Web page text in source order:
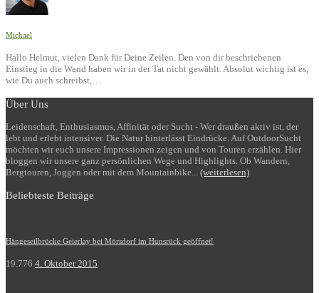
Michael
Hallo Helmut, vielen Dank für Deine Zeilen. Den von dir beschriebenen
Einstieg in die Wand haben wir in der Tat nicht gewählt. Absolut wichtig ist es,
wie Du auch schreibst,…
Über Uns
Leidenschaft, Enthusiasmus, Affinität oder Sucht - Wer draußen aktiv ist, der
lebt und erlebt intensiver. Die Natur hinterlässt Eindrücke. Auf OutdoorSucht
möchten wir euch unsere Impressionen zeigen und von Touren erzählen. Hier
bloggen wir unsere ganz persönlichen Wege und Highlights. Ob Wandern,
Bergtouren, Joggen oder mit dem Mountainbike... (weiterlesen)
Beliebteste Beiträge
Hängeseilbrücke Geierlay bei Mörsdorf im Hunsrück geöffnet!
19.776 4. Oktober 2015